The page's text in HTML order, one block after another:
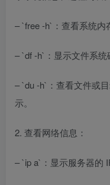
– `free -h`：查看系统内
– `df -h`：显示文件系统
– `du -h`：查看文件或
示。
2. 查看网络信息：
– `ip a`：显示服务器的